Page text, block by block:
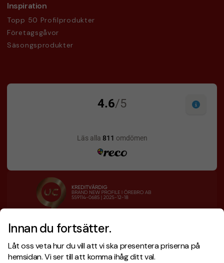
Innan du fortsätter.
Låt oss veta hur du vill att vi ska presentera priserna på
hemsidan. Vi ser till att komma ihåg ditt val.
Inspiration
Topp 50 Profilprodukter
Företagsgåvor
Säsongsprodukter
Designskiss inom 1 h
Fri offert
Snabb leverans